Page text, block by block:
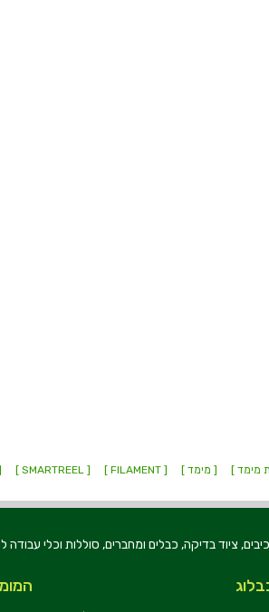
מימד ] [ מימד ] [ FILAMENT ]
[ SMARTREEL ]
ארצית בתחום יבוא ושיווק רכיבים, ציוד בדיקה, כבלים ומחברים,